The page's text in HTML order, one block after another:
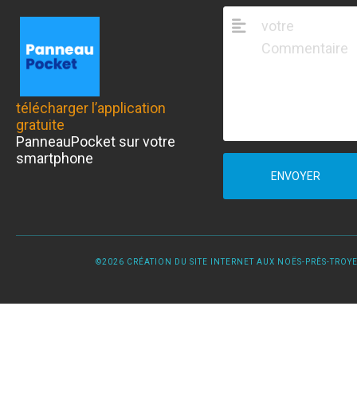
télécharger l’application
gratuite
PanneauPocket sur votre
smartphone
ENVOYER
©2026 CRÉATION DU SITE INTERNET AUX NOËS-PRÈS-